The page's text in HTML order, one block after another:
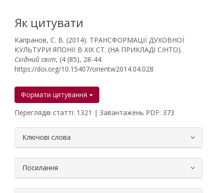
Як цитувати
Капранов, С. В. (2014). ТРАНСФОРМАЦІЇ ДУХОВНОЇ
КУЛЬТУРИ ЯПОНІЇ В ХІХ СТ. (НА ПРИКЛАДІ СІНТО).
Східний світ, (4 (85), 28-44.
https://doi.org/10.15407/orientw2014.04.028
Формати цитування
Переглядів статті: 1321 | Завантажень PDF: 373
Ключові слова
Посилання